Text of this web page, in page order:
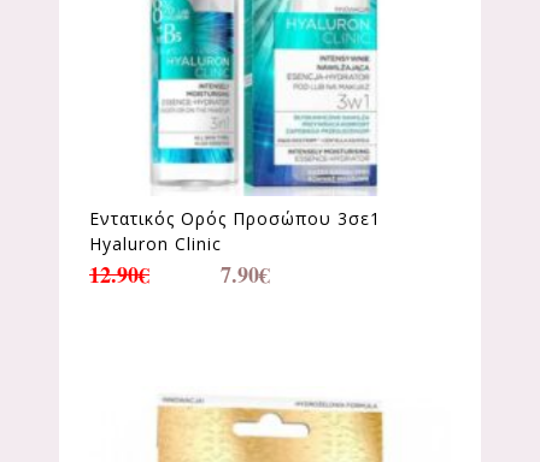
Εντατικός Ορός Προσώπου 3σε1
Hyaluron Clinic
12.90€ 7.90€